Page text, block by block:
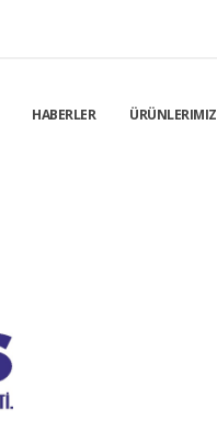
HABERLER ÜRÜNLERIMIZ